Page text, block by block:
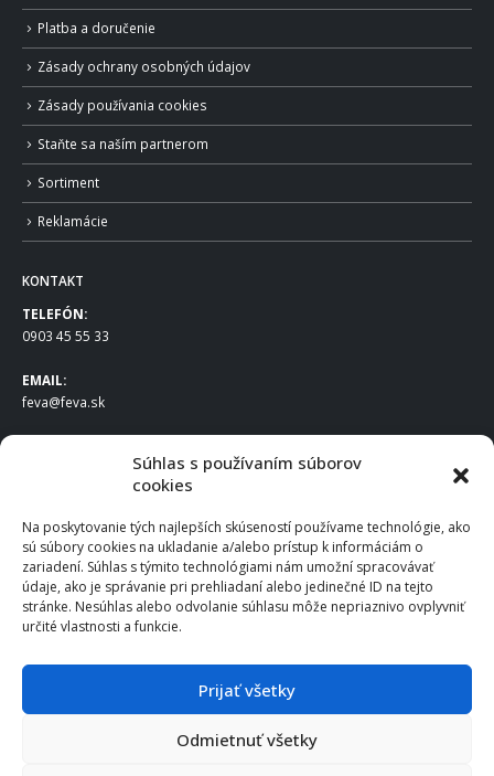
Súhlas s používaním súborov
cookies
Na poskytovanie tých najlepších skúseností používame technológie, ako
sú súbory cookies na ukladanie a/alebo prístup k informáciám o
zariadení. Súhlas s týmito technológiami nám umožní spracovávať
údaje, ako je správanie pri prehliadaní alebo jedinečné ID na tejto
stránke. Nesúhlas alebo odvolanie súhlasu môže nepriaznivo ovplyvniť
určité vlastnosti a funkcie.
Prijať všetky
Odmietnuť všetky
Platba a doručenie
Zásady ochrany osobných údajov
Zásady používania cookies
Staňte sa naším partnerom
Sortiment
Reklamácie
KONTAKT
TELEFÓN:
0903 45 55 33
EMAIL:
feva@feva.sk
FEVA Slovakia SK s.r.o.
831 04 Bratislava
IČO: 50922688
DIČ: 2120539388
IČ DPH: SK2120539388
Po – Pia: 8:00 – 16:30